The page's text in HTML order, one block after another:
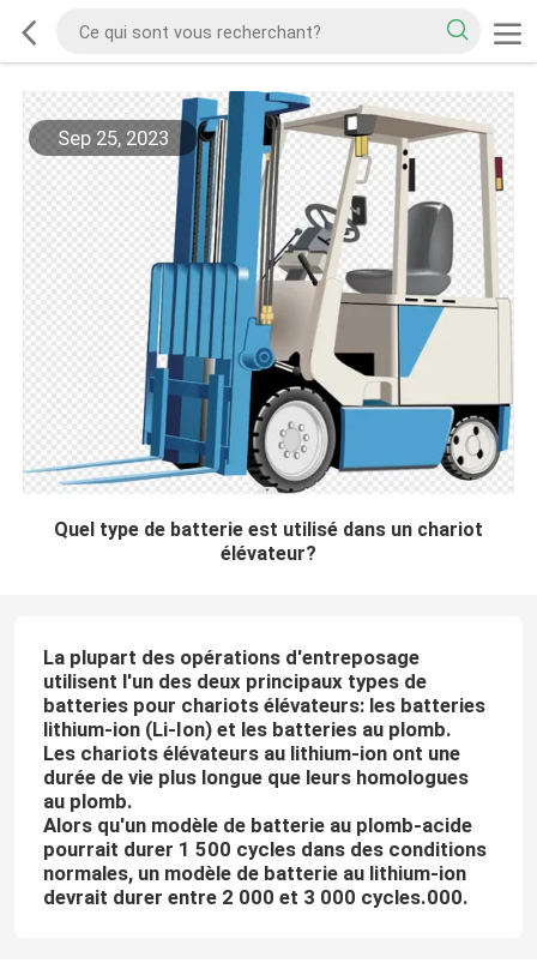
Sep 25, 2023
Quel type de batterie est utilisé dans un chariot
élévateur?
La plupart des opérations d'entreposage
utilisent l'un des deux principaux types de
batteries pour chariots élévateurs: les batteries
lithium-ion (Li-Ion) et les batteries au plomb.
Les chariots élévateurs au lithium-ion ont une
durée de vie plus longue que leurs homologues
au plomb.
Alors qu'un modèle de batterie au plomb-acide
pourrait durer 1 500 cycles dans des conditions
normales, un modèle de batterie au lithium-ion
devrait durer entre 2 000 et 3 000 cycles.000.